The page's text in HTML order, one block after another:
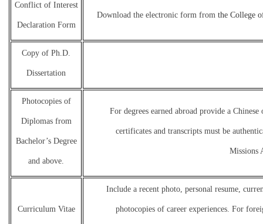
Conflict of Interest
Declaration Form
Download the electronic form fromthe College
Copy of Ph.D.
Dissertation
Photocopies of
Diplomas from
Bachelor’s Degree
and above.
For degrees earned abroad provide a
certificates and transcripts must be
Missions
Curriculum Vitae
Include a recent photo, personal resume,
photocopies of career experiences. For